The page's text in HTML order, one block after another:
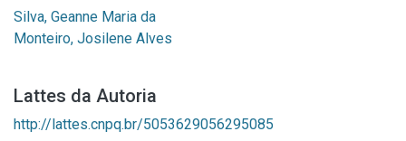
Silva, Geanne Maria da
Monteiro, Josilene Alves
Lattes da Autoria
http://lattes.cnpq.br/5053629056295085